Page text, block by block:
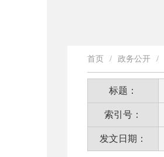
首页 / 政务公开 /
标题：
索引号：
发文日期：